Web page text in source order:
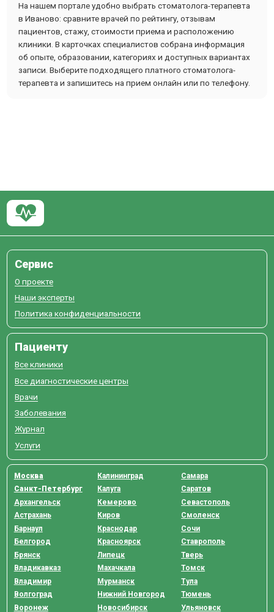
На нашем портале удобно выбрать стоматолога-терапевта
в Иваново: сравните врачей по рейтингу, отзывам
пациентов, стажу, стоимости приема и расположению
клиники. В карточках специалистов собрана информация
об опыте, образовании, категориях и доступных вариантах
записи. Выберите подходящего платного стоматолога-
терапевта и запишитесь на прием онлайн или по телефону.
Сервис
О проекте
Наши эксперты
Политика конфиденциальности
Пациенту
Все клиники
Все диагностические центры
Врачи
Заболевания
Журнал
Услуги
Москва
Санкт-Петербург
Архангельск
Астрахань
Барнаул
Белгород
Брянск
Владикавказ
Владимир
Волгоград
Воронеж
Калининград
Калуга
Кемерово
Киров
Краснодар
Красноярск
Липецк
Махачкала
Мурманск
Нижний Новгород
Новосибирск
Самара
Саратов
Севастополь
Смоленск
Сочи
Ставрополь
Тверь
Томск
Тула
Тюмень
Ульяновск